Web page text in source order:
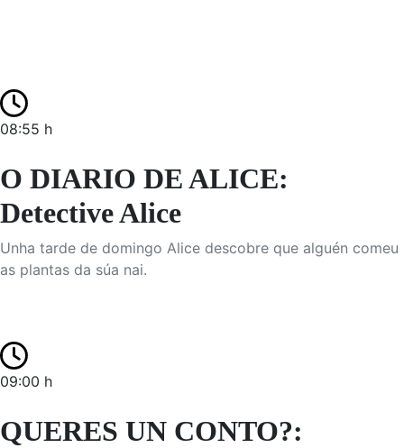
08:55 h
O DIARIO DE ALICE:
Detective Alice
Unha tarde de domingo Alice descobre que alguén comeu
as plantas da súa nai.
09:00 h
QUERES UN CONTO?: